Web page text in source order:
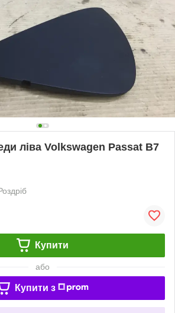
ліва Volkswagen Passat B7
Купити
або
Купити з